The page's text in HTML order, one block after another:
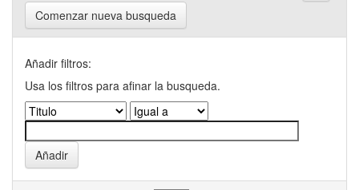
Comenzar nueva busqueda
Añadir filtros:
Usa los filtros para afinar la busqueda.